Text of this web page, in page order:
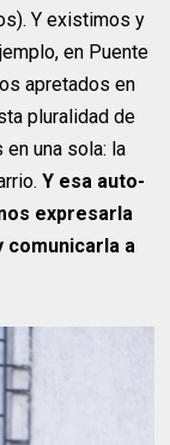
Y existimos y
en Puente
apretados en
pluralidad de
una sola: la
Y esa auto-
expresarla
comunicarla a